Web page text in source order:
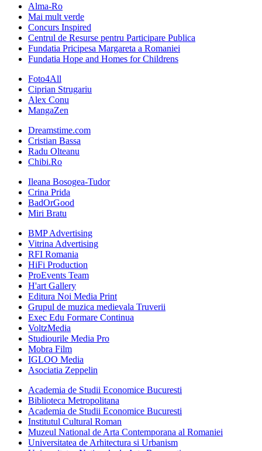
Alma-Ro
Mai mult verde
Concurs Inspired
Centrul de Resurse pentru Participare Publica
Fundatia Pricipesa Margareta a Romaniei
Fundatia Hope and Homes for Childrens
Foto4All
Ciprian Strugariu
Alex Conu
MangaZen
Dreamstime.com
Cristian Bassa
Radu Olteanu
Chibi.Ro
Ileana Bosogea-Tudor
Crina Prida
BadOrGood
Miri Bratu
BMP Advertising
Vitrina Advertising
RFI Romania
HiFi Production
ProEvents Team
H'art Gallery
Editura Noi Media Print
Grupul de muzica medievala Truverii
Exec Edu Formare Continua
VoltzMedia
Studiourile Media Pro
Mobra Film
IGLOO Media
Asociatia Zeppelin
Academia de Studii Economice Bucuresti
Biblioteca Metropolitana
Academia de Studii Economice Bucuresti
Institutul Cultural Roman
Muzeul National de Arta Contemporana al Romaniei
Universitatea de Arhitectura si Urbanism